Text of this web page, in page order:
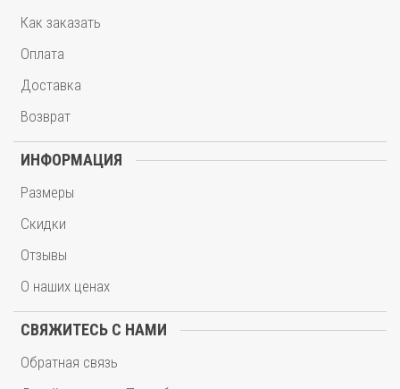
Как заказать
Оплата
Доставка
Возврат
ИНФОРМАЦИЯ
Размеры
Скидки
Отзывы
О наших ценах
СВЯЖИТЕСЬ С НАМИ
Обратная связь